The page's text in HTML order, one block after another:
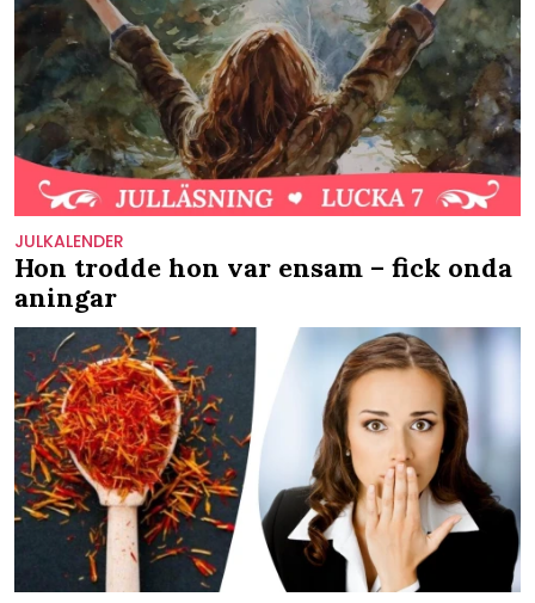
JULKALENDER
Hon trodde hon var ensam – fick onda
aningar